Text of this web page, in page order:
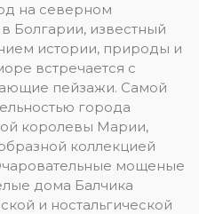
на северном
Болгарии, известный
истории, природы и
встречается с
пейзажи. Самой
города
королевы Марии,
коллекцией
мощеные
дома Балчика
и ностальгической